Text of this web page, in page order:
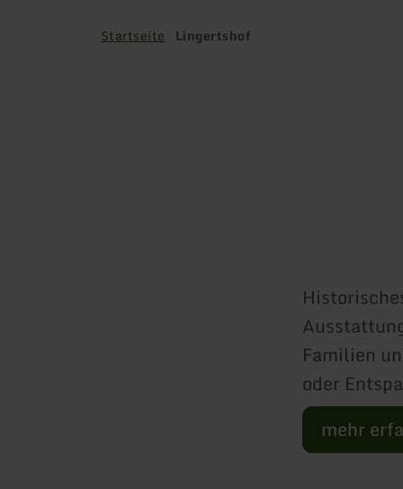
Startseite Lingertshof
Familien
oder
mehr